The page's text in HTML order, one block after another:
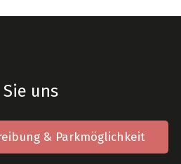
uns
& Parkmöglichkeit